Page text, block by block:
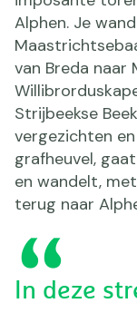
Alphen. Je
van Breda
Strijbeekse
vergezichten
grafheuvel,
en wandelt,
terug naar
In deze